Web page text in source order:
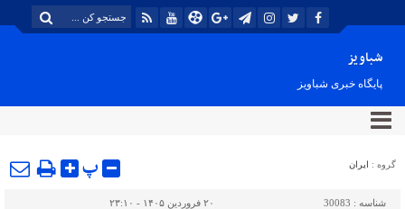
شباویز
پایگاه خبری شباویز
گروه : ایران پ
شناسه : 30083 ۲۰ فروردین ۱۴۰۵ - ۲۳:۱۰